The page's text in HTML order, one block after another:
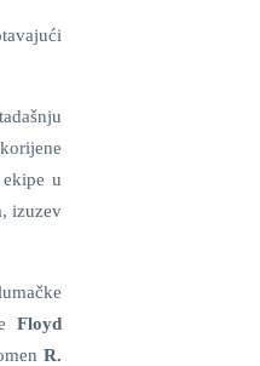
u
izuzev
Floyd
R.